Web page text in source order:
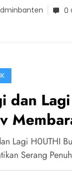
0
dan
Lagi H0UTHI
Serang